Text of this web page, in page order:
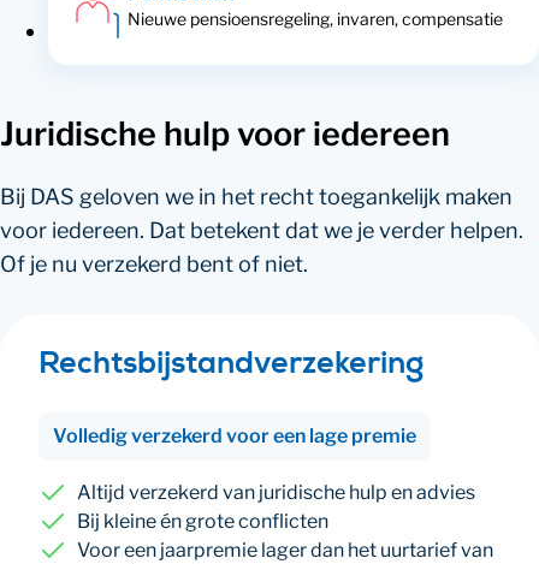
Nieuwe pensioensregeling, invaren, compensatie
Juridische hulp voor iedereen
Bij DAS geloven we in het recht toegankelijk maken
voor iedereen. Dat betekent dat we je verder helpen.
Of je nu verzekerd bent of niet.
Rechts­bijstand­­­­verzekering
Volledig verzekerd voor een lage premie
Altijd verzekerd van juridische hulp en advies
Bij kleine én grote conflicten
Voor een jaarpremie lager dan het uurtarief van